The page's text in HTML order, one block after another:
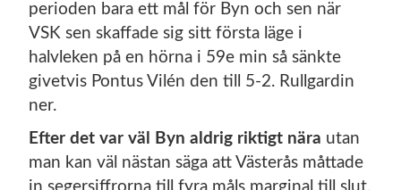
perioden bara ett mål för Byn och sen när
VSK sen skaffade sig sitt första läge i
halvleken på en hörna i 59e min så sänkte
givetvis Pontus Vilén den till 5-2. Rullgardin
ner.
Efter det var väl Byn aldrig riktigt nära utan
man kan väl nästan säga att Västerås måttade